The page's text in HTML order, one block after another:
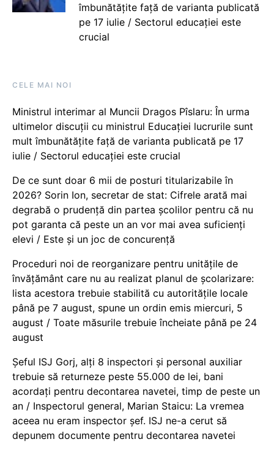
îmbunătățite față de varianta publicată
pe 17 iulie / Sectorul educației este
crucial
CELE MAI NOI
Ministrul interimar al Muncii Dragos Pîslaru: În urma
ultimelor discuții cu ministrul Educației lucrurile sunt
mult îmbunătățite față de varianta publicată pe 17
iulie / Sectorul educației este crucial
De ce sunt doar 6 mii de posturi titularizabile în
2026? Sorin Ion, secretar de stat: Cifrele arată mai
degrabă o prudență din partea școlilor pentru că nu
pot garanta că peste un an vor mai avea suficienți
elevi / Este și un joc de concurență
Proceduri noi de reorganizare pentru unitățile de
învățământ care nu au realizat planul de școlarizare:
lista acestora trebuie stabilită cu autoritățile locale
până pe 7 august, spune un ordin emis miercuri, 5
august / Toate măsurile trebuie încheiate până pe 24
august
Șeful ISJ Gorj, alți 8 inspectori și personal auxiliar
trebuie să returneze peste 55.000 de lei, bani
acordați pentru decontarea navetei, timp de peste un
an / Inspectorul general, Marian Staicu: La vremea
aceea nu eram inspector șef. ISJ ne-a cerut să
depunem documente pentru decontarea navetei